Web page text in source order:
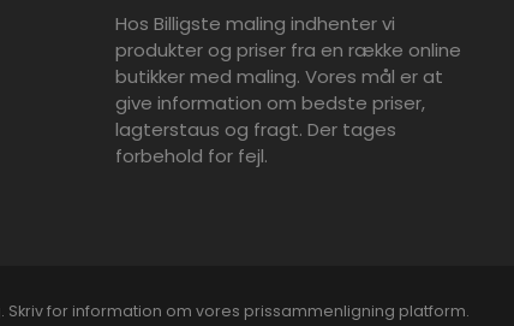
Hos Billigste maling indhenter vi
produkter og priser fra en række online
butikker med maling. Vores mål er at
give information om bedste priser,
lagterstaus og fragt. Der tages
forbehold for fejl.
Skriv for information om vores prissammenligning platform.